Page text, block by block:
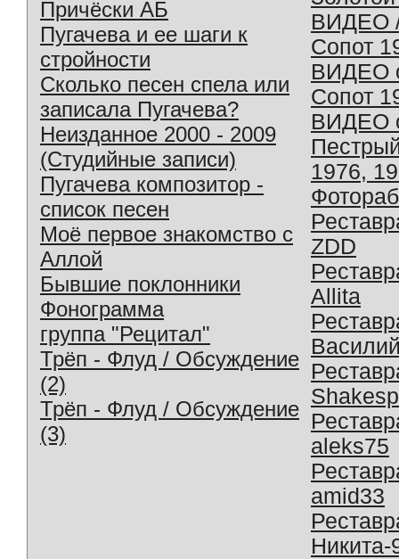
Причёски АБ
Пугачева и ее шаги к
стройности
Сколько песен спела или
записала Пугачева?
Неизданное 2000 - 2009
(Студийные записи)
Пугачева композитор -
список песен
Моё первое знакомство с
Аллой
Бывшие поклонники
Фонограмма
группа "Рецитал"
Трёп - Флуд / Обсуждение
(2)
Трёп - Флуд / Обсуждение
(3)
ВИДЕО
Сопот
ВИДЕО
Сопот
ВИДЕО
1976,
ZDD
Allita
aleks75
amid33
Никита-